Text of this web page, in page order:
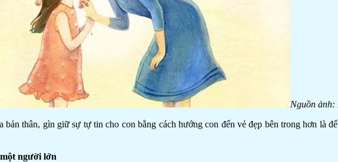
Nguồn ảnh:
thân, gìn giữ sự tự tin cho con bằng cách hướng con đến vẻ đẹp bên trong hơn là
người lớn